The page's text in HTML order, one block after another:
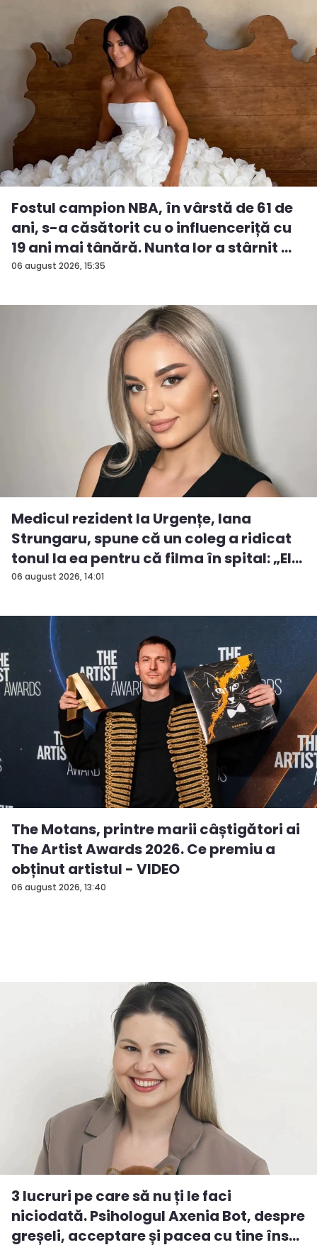
06 august 2026, 15:35
Fostul campion NBA, în vârstă de 61 de
ani, s-a căsătorit cu o influenceriță cu
19 ani mai tânără. Nunta lor a stârnit ...
06 august 2026, 14:01
Medicul rezident la Urgențe, Iana
Strungaru, spune că un coleg a ridicat
tonul la ea pentru că filma în spital: „El
a...
06 august 2026, 13:40
The Motans, printre marii câștigători ai
The Artist Awards 2026. Ce premiu a
obținut artistul - VIDEO
3 lucruri pe care să nu ți le faci
niciodată. Psihologul Axenia Bot, despre
greșeli, acceptare și pacea cu tine îns...